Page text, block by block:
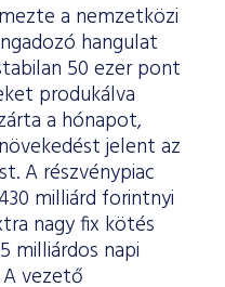
a nemzetközi
hangulat
50 ezer pont
produkálva
a hónapot,
jelent az
A részvénypiac
milliárd forintnyi
nagy fix kötés
milliárdos napi
vezető